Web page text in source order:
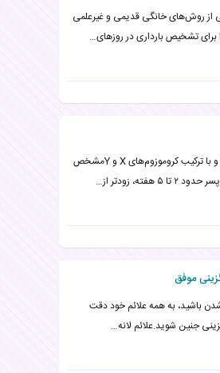
از روش‌های خانگی قدیمی و غیرعلمی
برای تشخیص بارداری در روزهای…
جنسیت جنین در لحظه لقاح و با ترکیب کروموزوم‌های X و Yمشخص
زودتر از…
موفق
شدن باشید، به همه علائم خود دقت
جنین شوید.علائم لانه…